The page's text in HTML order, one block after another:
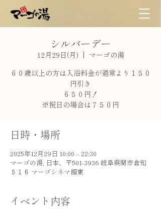
シルバーデー
12月29日(月)
  |
マーゴの湯
６０歳以上の方は入浴料金が通常より１５０
円引き
６５０円！
※祝日の場合は７５０円
日時・場所
2025年12月29日 10:00 – 22:30
マーゴの湯, 日本、〒501-3936 岐阜県関市倉知
５１６ マーゴシネマ館東
イベント内容